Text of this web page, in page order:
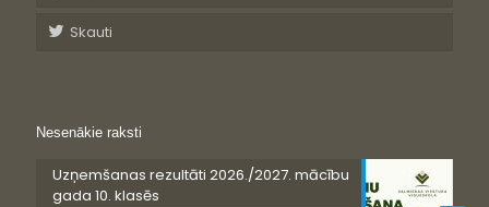
Skauti
Nesenākie raksti
Uzņemšanas rezultāti 2026./2027. mācību
gada 10. klasēs